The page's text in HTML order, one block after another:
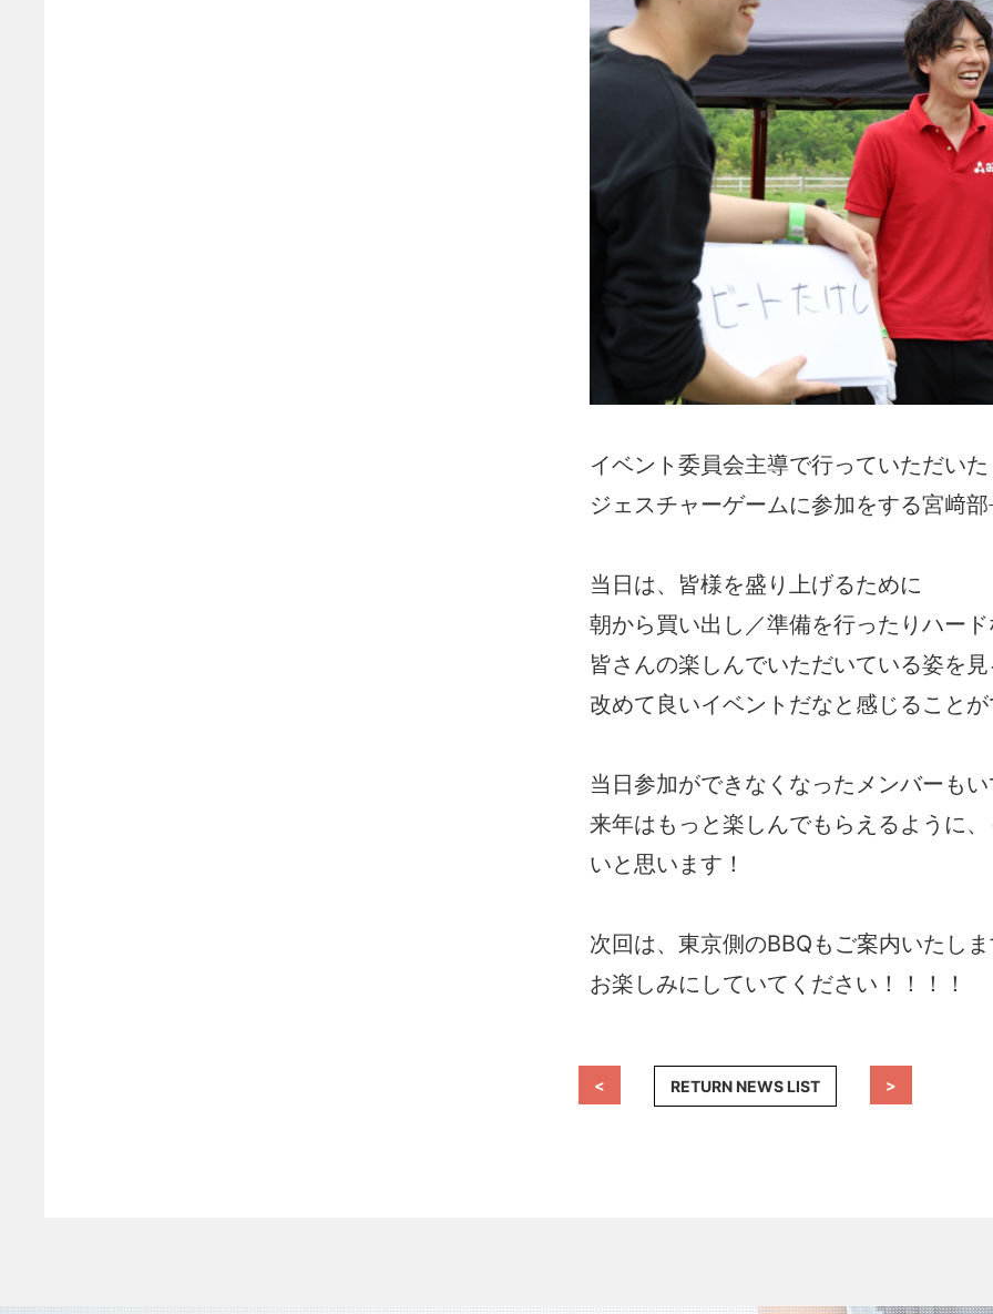
イベント委員会主導で行っていただいた
ジェスチャーゲームに参加をする宮﨑
当日は、皆様を盛り上げるために
朝から買い出し／準備を行ったりハー
皆さんの楽しんでいただいている姿を
改めて良いイベントだなと感じること
当日参加ができなくなったメンバーも
来年はもっと楽しんでもらえるように
いと思います！
次回は、東京側のBBQもご案内いたし
お楽しみにしていてください！！！！
< RETURN NEWS LIST >